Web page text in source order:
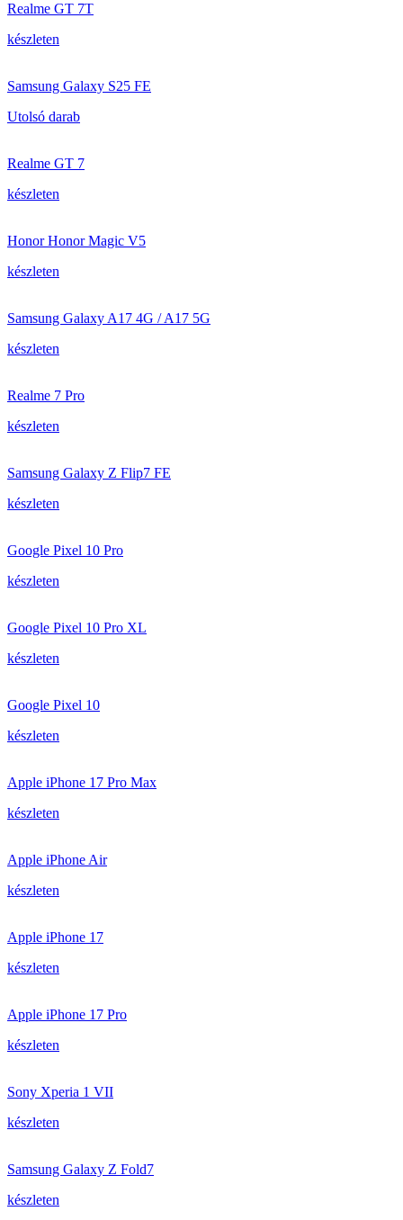
Realme GT 7T
készleten
Samsung Galaxy S25 FE
Utolsó darab
Realme GT 7
készleten
Honor Honor Magic V5
készleten
Samsung Galaxy A17 4G / A17 5G
készleten
Realme 7 Pro
készleten
Samsung Galaxy Z Flip7 FE
készleten
Google Pixel 10 Pro
készleten
Google Pixel 10 Pro XL
készleten
Google Pixel 10
készleten
Apple iPhone 17 Pro Max
készleten
Apple iPhone Air
készleten
Apple iPhone 17
készleten
Apple iPhone 17 Pro
készleten
Sony Xperia 1 VII
készleten
Samsung Galaxy Z Fold7
készleten